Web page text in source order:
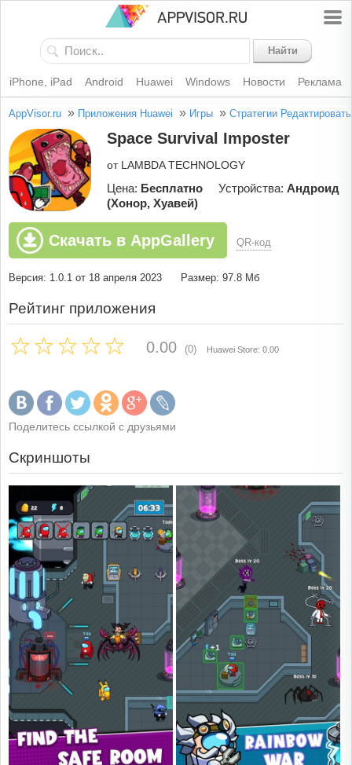
Найти
iPhone, iPad Android Huawei Windows Новости Реклама
AppVisor.ru » Приложения Huawei » Игры » Стратегии Редактировать
Space Survival Imposter
от LAMBDA TECHNOLOGY
Цена: Бесплатно Устройства: Андроид
(Хонор, Хуавей)
Скачать в AppGallery QR-код
Версия: 1.0.1 от 18 апреля 2023 Размер: 97.8 Мб
Рейтинг приложения
0.00 (0) Huawei Store: 0.00
Поделитесь ссылкой с друзьями
Скриншоты